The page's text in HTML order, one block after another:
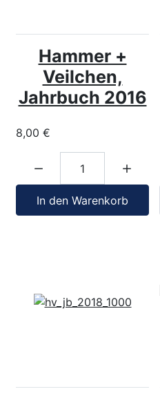
Hammer +
Veilchen,
Jahrbuch 2016
8,00 €
In den Warenkorb